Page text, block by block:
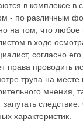
в комплексе
- по различным
на том, что любое
в ходе
согласно
права проводить
трупа на месте
мнения,
запутать
характеристик.